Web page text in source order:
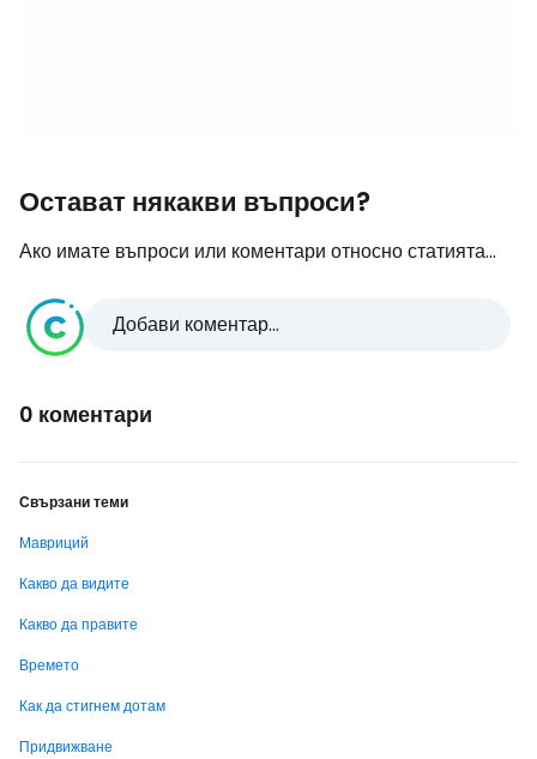
Остават някакви въпроси?
Ако имате въпроси или коментари относно статията...
Добави коментар...
0 коментари
Свързани теми
Мавриций
Какво да видите
Какво да правите
Времето
Как да стигнем дотам
Придвижване